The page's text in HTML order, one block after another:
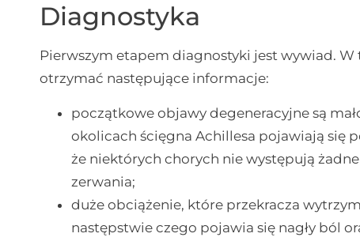
Diagnostyka
Pierwszym etapem diagnostyki jest wywiad.
otrzymać następujące informacje:
początkowe objawy degeneracyjne są
okolicach ścięgna Achillesa pojawiają się
że niektórych chorych nie występują
zerwania;
duże obciążenie, które przekracza
następstwie czego pojawia się nagły ból